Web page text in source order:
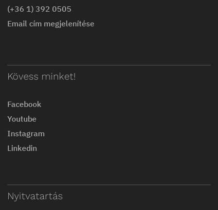
(+36 1) 392 0505
Email cím megjelenítése
Kövess minket!
Facebook
Youtube
Instagram
Linkedin
Nyitvatartás